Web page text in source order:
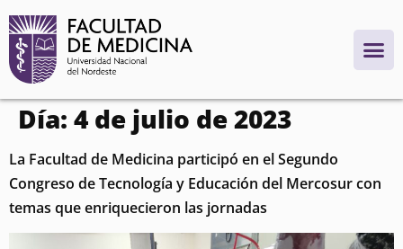
contenido
Día: 4 de julio de 2023
La Facultad de Medicina participó en el Segundo
Congreso de Tecnología y Educación del Mercosur con
temas que enriquecieron las jornadas